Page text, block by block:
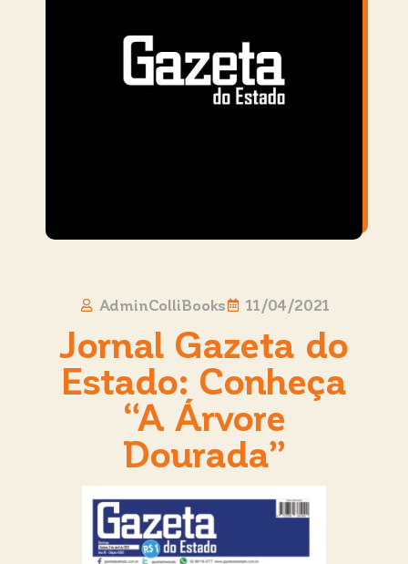
AdminColliBooks 11/04/2021
Jornal Gazeta do
Estado: Conheça
“A Árvore
Dourada”